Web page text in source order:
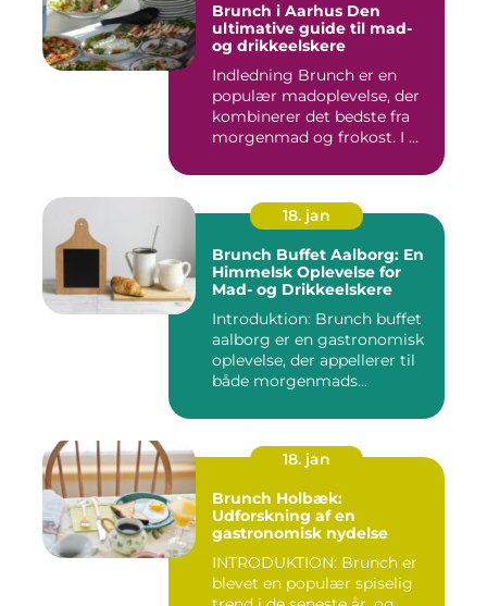
Brunch i Aarhus Den
ultimative guide til mad-
og drikkeelskere
Indledning Brunch er en
populær madoplevelse, der
kombinerer det bedste fra
morgenmad og frokost. I ...
18. jan
Brunch Buffet Aalborg: En
Himmelsk Oplevelse for
Mad- og Drikkeelskere
Introduktion: Brunch buffet
aalborg er en gastronomisk
oplevelse, der appellerer til
både morgenmads...
18. jan
Brunch Holbæk:
Udforskning af en
gastronomisk nydelse
INTRODUKTION: Brunch er
blevet en populær spiselig